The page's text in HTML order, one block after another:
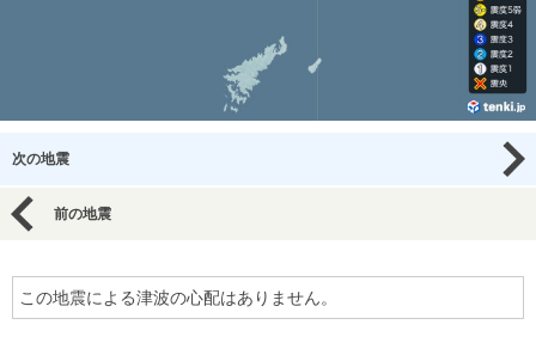
次の地震
前の地震
この地震による津波の心配はありません。